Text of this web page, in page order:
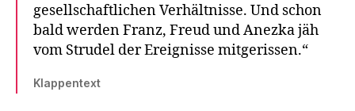
gesellschaftlichen Verhältnisse. Und schon
bald werden Franz, Freud und Anezka jäh
vom Strudel der Ereignisse mitgerissen.“
Klappentext